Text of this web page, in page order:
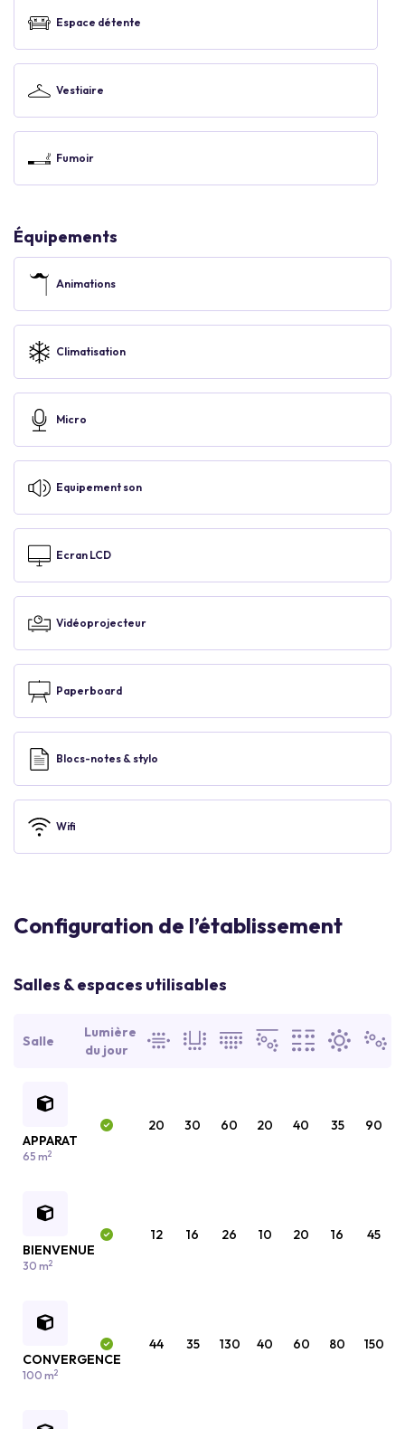
Espace détente
Vestiaire
Fumoir
Équipements
Animations
Climatisation
Micro
Equipement son
Ecran LCD
Vidéoprojecteur
Paperboard
Blocs-notes & stylo
Wifi
Configuration de l’établissement
Salles & espaces utilisables
Salle
Lumière
du jour
APPARAT
65 m2
20 30 60 20 40 35 90
BIENVENUE
30 m2
12 16 26 10 20 16 45
CONVERGENCE
100 m2
44 35 130 40 60 80 150